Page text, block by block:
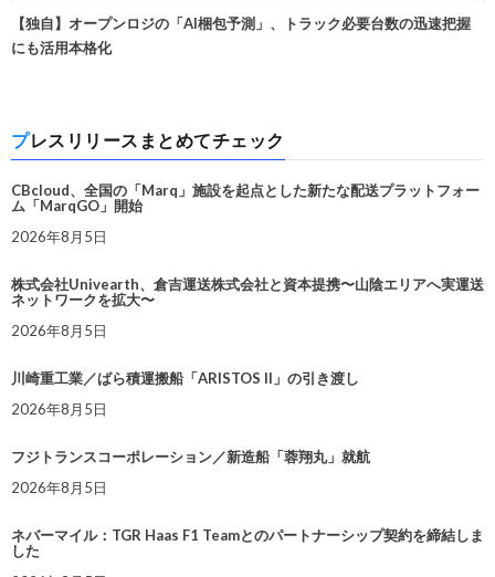
【独自】オープンロジの「AI梱包予測」、トラック必要台数の迅速把握
にも活用本格化
プレスリリースまとめてチェック
CBcloud、全国の「Marq」施設を起点とした新たな配送プラットフォー
ム「MarqGO」開始
2026年8月5日
株式会社Univearth、倉吉運送株式会社と資本提携〜山陰エリアへ実運送
ネットワークを拡大〜
2026年8月5日
川崎重工業／ばら積運搬船「ARISTOS II」の引き渡し
2026年8月5日
フジトランスコーポレーション／新造船「蓉翔丸」就航
2026年8月5日
ネバーマイル：TGR Haas F1 Teamとのパートナーシップ契約を締結しま
した